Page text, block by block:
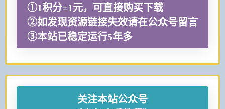
①1积分=1元，可直接购买下载
②如发现资源链接失效请在公众号留言
③本站已稳定运行5年多
关注本站公众号